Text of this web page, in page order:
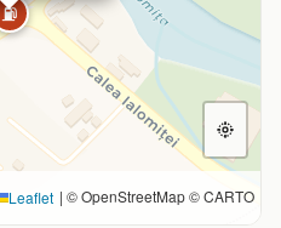
⛽
Leaflet | © OpenStreetMap © CARTO